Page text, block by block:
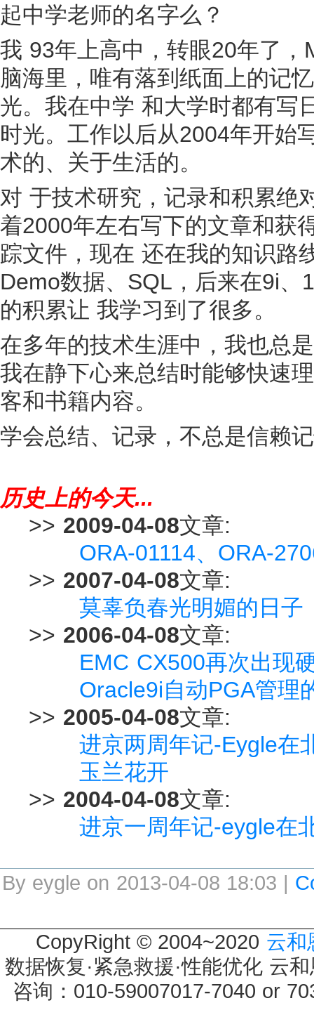
起中学老师的名字么？
我 93年上高中，转眼20年了
脑海里，唯有落到纸面上的记
光。我在中学 和大学时都有写
时光。工作以后从2004年开始
术的、关于生活的。
对 于技术研究，记录和积累绝
着2000年左右写下的文章和获
踪文件，现在 还在我的知识路
Demo数据、SQL，后来在9i
的积累让 我学习到了很多。
在多年的技术生涯中，我也总
我在静下心来总结时能够快速
客和书籍内容。
学会总结、记录，不总是信赖
历史上的今天...
>> 2009-04-08文章:
ORA-01114、ORA-
>> 2007-04-08文章:
莫辜负春光明媚的日子
>> 2006-04-08文章:
EMC CX500再次出现
Oracle9i自动PGA管理
>> 2005-04-08文章:
进京两周年记-Eygle在
玉兰花开
>> 2004-04-08文章:
进京一周年记-eygle在
By eygle on 2013-04-08 18:03 |
CopyRight © 2004~2020 云和
数据恢复·紧急救援·性能优化 云
咨询：010-59007017-7040 or